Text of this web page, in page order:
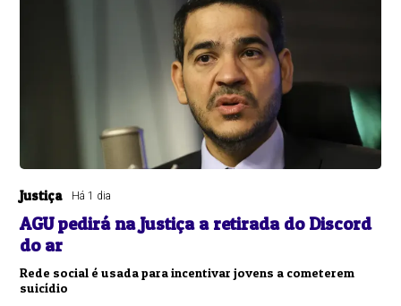
Justiça Há 1 dia
AGU pedirá na Justiça a retirada do Discord
do ar
Rede social é usada para incentivar jovens a cometerem
suicídio